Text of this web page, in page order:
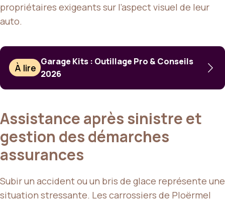
propriétaires exigeants sur l’aspect visuel de leur
auto.
À lire
Garage Kits : Outillage Pro & Conseils
2026
Assistance après sinistre et
gestion des démarches
assurances
Subir un accident ou un bris de glace représente une
situation stressante. Les carrossiers de Ploërmel